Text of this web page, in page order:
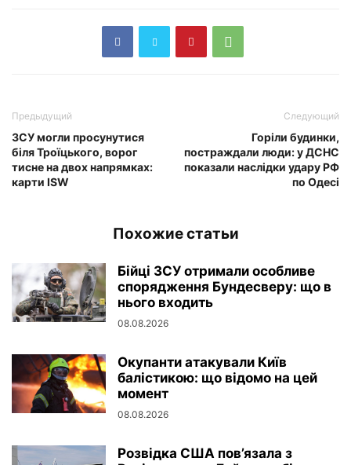
Предыдущий
ЗСУ могли просунутися
біля Троїцького, ворог
тисне на двох напрямках:
карти ISW
Следующий
Горіли будинки,
постраждали люди: у ДСНС
показали наслідки удару РФ
по Одесі
Похожие статьи
Бійці ЗСУ отримали особливе
спорядження Бундесверу: що в
нього входить
08.08.2026
Окупанти атакували Київ
балістикою: що відомо на цей
момент
08.08.2026
Розвідка США пов’язала з